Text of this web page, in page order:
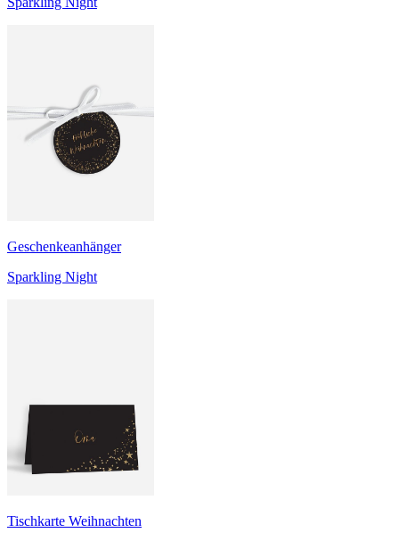
Geschenkeanhänger
Sparkling Night
Tischkarte Weihnachten